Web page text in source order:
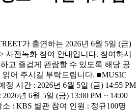
가 출연하는 2026년 6월 5일 (금)
사전녹화 참여 안내입니다. 참여하시
고 즐겁게 관람할 수 있도록 해당 공
어 주시길 부탁드립니다. ■MUSIC
시간 : 2026년 6월 5일 (금) 14:55 PM
년 6월 5일 (금) 13:00 PM ~ 14:00
: KBS 별관 참여 인원 : 정규100명